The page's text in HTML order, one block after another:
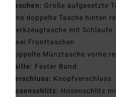
Taschen: Große aufgesetzte
Eine doppelte Tasche hinten
Werkzeugtasche mit Schlaufe
Zwei Fronttaschen
Doppelte Münztasche vorne
Taille: Fester Bund
Verschluss: Knopfverschluss
Hosenschlitz: Hosenschlitz